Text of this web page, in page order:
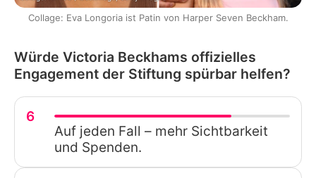
Collage: Eva Longoria ist Patin von Harper Seven Beckham.
Würde Victoria Beckhams offizielles
Engagement der Stiftung spürbar helfen?
6
Auf jeden Fall – mehr Sichtbarkeit
und Spenden.